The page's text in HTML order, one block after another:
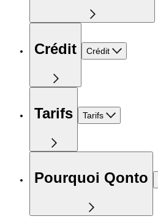
Crédit Crédit
Tarifs Tarifs
Pourquoi Qonto